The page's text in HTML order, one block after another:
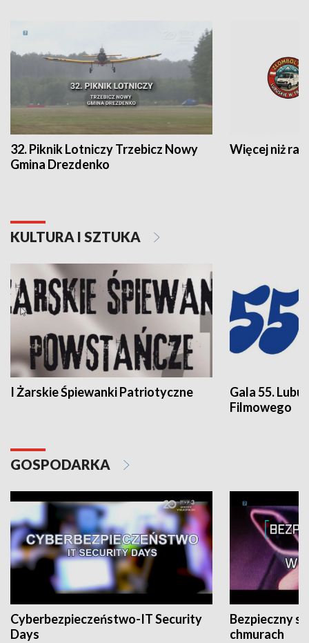
32. Piknik Lotniczy Trzebicz Nowy
Gmina Drezdenko
Więcej niż rajd
KULTURA I SZTUKA
I Żarskie Śpiewanki Patriotyczne
Gala 55.
Filmowego
GOSPODARKA
Cyberbezpieczeństwo-IT Security
Days
Bezpieczny
chmurach